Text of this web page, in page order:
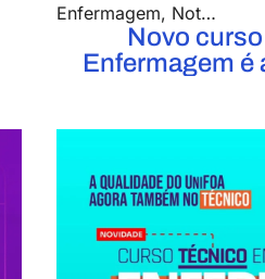
Enfermagem, Notícias
Novo
Enfermagem é